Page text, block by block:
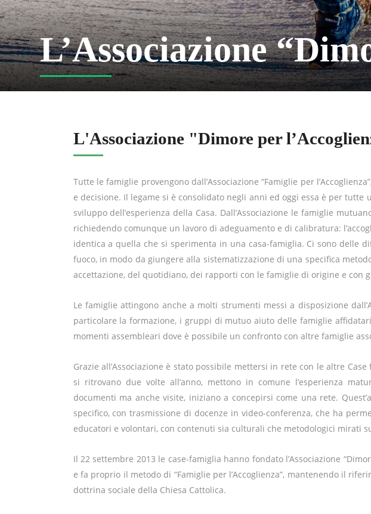
L’Associazione
L'Associazione "Dimore per
Tutte le famiglie provengono dall’Associazione “Famiglie per
e decisione. Il legame si è consolidato negli anni ed oggi essa è per
sviluppo dell’esperienza della Casa. Dall’Associazione le famiglie
richiedendo comunque un lavoro di adeguamento e di calibratura:
identica a quella che si sperimenta in una casa-famiglia. Ci sono delle
fuoco, in modo da giungere alla sistematizzazione di una specifica
accettazione, del quotidiano, dei rapporti con le famiglie di origine e con
Le famiglie attingono anche a molti strumenti messi a disposizione
particolare la formazione, i gruppi di mutuo aiuto delle famiglie
momenti assembleari dove è possibile un confronto con altre famiglie
Grazie all’Associazione è stato possibile mettersi in rete con le altre
si ritrovano due volte all’anno, mettono in comune l’esperienza
documenti ma anche visite, iniziano a concepirsi come una rete.
specifico, con trasmissione di docenze in video-conferenza, che ha
educatori e volontari, con contenuti sia culturali che metodologici mirati
Il 22 settembre 2013 le case-famiglia hanno fondato l’Associazione
e fa proprio il metodo di “Famiglie per l’Accoglienza”, mantenendo il
dottrina sociale della Chiesa Cattolica.